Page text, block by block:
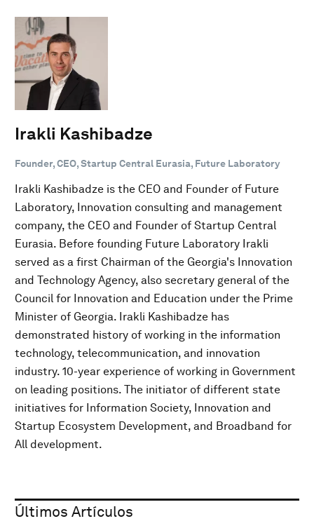
Irakli Kashibadze
Founder, CEO, Startup Central Eurasia, Future Laboratory
Irakli Kashibadze is the CEO and Founder of Future
Laboratory, Innovation consulting and management
company, the CEO and Founder of Startup Central
Eurasia. Before founding Future Laboratory Irakli
served as a first Chairman of the Georgia's Innovation
and Technology Agency, also secretary general of the
Council for Innovation and Education under the Prime
Minister of Georgia. Irakli Kashibadze has
demonstrated history of working in the information
technology, telecommunication, and innovation
industry. 10-year experience of working in Government
on leading positions. The initiator of different state
initiatives for Information Society, Innovation and
Startup Ecosystem Development, and Broadband for
All development.
Últimos Artículos